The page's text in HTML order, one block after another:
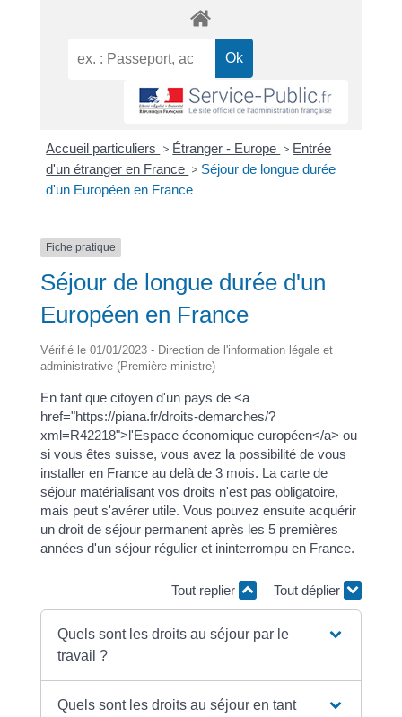
Accueil particuliers > Étranger - Europe > Entrée
d'un étranger en France > Séjour de longue durée
d'un Européen en France
Fiche pratique
Séjour de longue durée d'un
Européen en France
Vérifié le 01/01/2023 - Direction de l'information légale et
administrative (Première ministre)
En tant que citoyen d'un pays de <a
href="https://piana.fr/droits-demarches/?
xml=R42218">l'Espace économique européen</a> ou
si vous êtes suisse, vous avez la possibilité de vous
installer en France au delà de 3 mois. La carte de
séjour matérialisant vos droits n'est pas obligatoire,
mais peut s'avérer utile. Vous pouvez ensuite acquérir
un droit de séjour permanent après les 5 premières
années d'un séjour régulier et ininterrompu en France.
Tout replier Tout déplier
Quels sont les droits au séjour par le
travail ?
Quels sont les droits au séjour en tant